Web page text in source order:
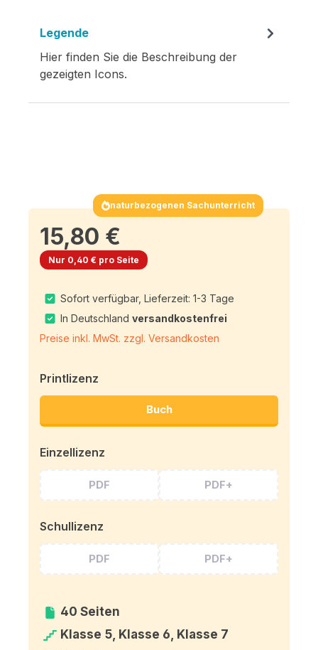
Legende
Hier finden Sie die Beschreibung der
gezeigten Icons.
naturbezogenen Sachunterricht
15,80 €
Nur 0,40 € pro Seite
Sofort verfügbar, Lieferzeit: 1-3 Tage
In Deutschlandversandkostenfrei
Preise inkl. MwSt. zzgl. Versandkosten
Printlizenz
Buch
Einzellizenz
PDF PDF+
Schullizenz
PDF PDF+
40 Seiten
Klasse 5, Klasse 6, Klasse 7